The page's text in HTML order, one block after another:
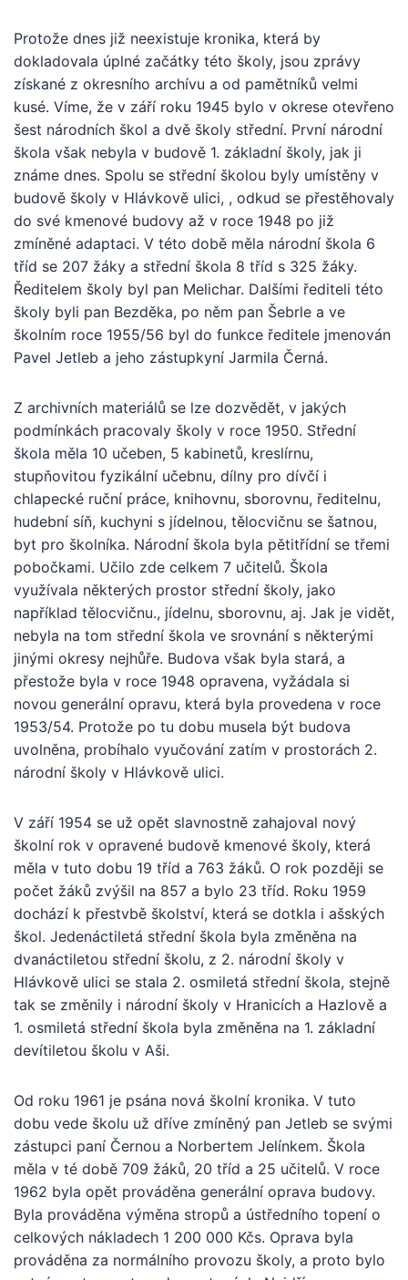
Protože dnes již neexistuje kronika, která by
dokladovala úplné začátky této školy, jsou zprávy
získané z okresního archívu a od pamětníků velmi
kusé. Víme, že v září roku 1945 bylo v okrese otevřeno
šest národních škol a dvě školy střední. První národní
škola však nebyla v budově 1. základní školy, jak ji
známe dnes. Spolu se střední školou byly umístěny v
budově školy v Hlávkově ulici, , odkud se přestěhovaly
do své kmenové budovy až v roce 1948 po již
zmíněné adaptaci. V této době měla národní škola 6
tříd se 207 žáky a střední škola 8 tříd s 325 žáky.
Ředitelem školy byl pan Melichar. Dalšími řediteli této
školy byli pan Bezděka, po něm pan Šebrle a ve
školním roce 1955/56 byl do funkce ředitele jmenován
Pavel Jetleb a jeho zástupkyní Jarmila Černá.
Z archivních materiálů se lze dozvědět, v jakých
podmínkách pracovaly školy v roce 1950. Střední
škola měla 10 učeben, 5 kabinetů, kreslírnu,
stupňovitou fyzikální učebnu, dílny pro dívčí i
chlapecké ruční práce, knihovnu, sborovnu, ředitelnu,
hudební síň, kuchyni s jídelnou, tělocvičnu se šatnou,
byt pro školníka. Národní škola byla pětitřídní se třemi
pobočkami. Učilo zde celkem 7 učitelů. Škola
využívala některých prostor střední školy, jako
například tělocvičnu., jídelnu, sborovnu, aj. Jak je vidět,
nebyla na tom střední škola ve srovnání s některými
jinými okresy nejhůře. Budova však byla stará, a
přestože byla v roce 1948 opravena, vyžádala si
novou generální opravu, která byla provedena v roce
1953/54. Protože po tu dobu musela být budova
uvolněna, probíhalo vyučování zatím v prostorách 2.
národní školy v Hlávkově ulici.
V září 1954 se už opět slavnostně zahajoval nový
školní rok v opravené budově kmenové školy, která
měla v tuto dobu 19 tříd a 763 žáků. O rok později se
počet žáků zvýšil na 857 a bylo 23 tříd. Roku 1959
dochází k přestvbě školství, která se dotkla i ašských
škol. Jedenáctiletá střední škola byla změněna na
dvanáctiletou střední školu, z 2. národní školy v
Hlávkově ulici se stala 2. osmiletá střední škola, stejně
tak se změnily i národní školy v Hranicích a Hazlově a
1. osmiletá střední škola byla změněna na 1. základní
devítiletou školu v Aši.
Od roku 1961 je psána nová školní kronika. V tuto
dobu vede školu už dříve zmíněný pan Jetleb se svými
zástupci paní Černou a Norbertem Jelínkem. Škola
měla v té době 709 žáků, 20 tříd a 25 učitelů. V roce
1962 byla opět prováděna generální oprava budovy.
Byla prováděna výměna stropů a ústředního topení o
celkových nákladech 1 200 000 Kčs. Oprava byla
prováděna za normálního provozu školy, a proto bylo